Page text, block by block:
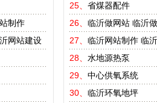
制作
网站建设
25、 省煤器配件
26、 临沂做网站 临沂
27、 临沂网站制作 临
28、 水地源热泵
29、 中心供氧系统
30、 临沂环氧地坪